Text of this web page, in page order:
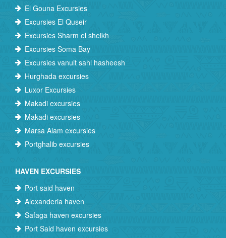
El Gouna Excursies
Excursies El Quseir
Excursies Sharm el sheikh
Excursies Soma Bay
Excursies vanuit sahl hasheesh
Hurghada excursies
Luxor Excursies
Makadi excursies
Makadi excursies
Marsa Alam excursies
Portghalib excursies
HAVEN EXCURSIES
Port said haven
Alexanderia haven
Safaga haven excursies
Port Said haven excursies